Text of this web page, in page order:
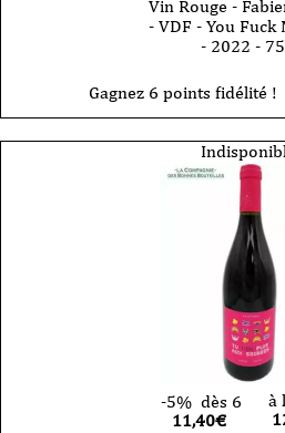
Vin Rouge -
- VDF - You Fuck
- 2022 -
Gagnez 6 points fidélité !
-5% dès 6
11,40€
à